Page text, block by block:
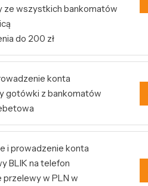
ze wszystkich bankomatów
do 200 zł
konta
gotówki z bankomatów
i prowadzenie konta
BLIK na telefon
w PLN w